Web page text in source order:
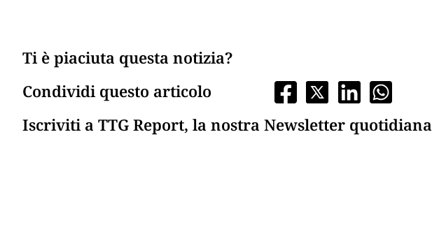
Ti è piaciuta questa notizia?
Condividi questo articolo
Iscriviti a TTG Report, la nostra Newsletter quotidiana